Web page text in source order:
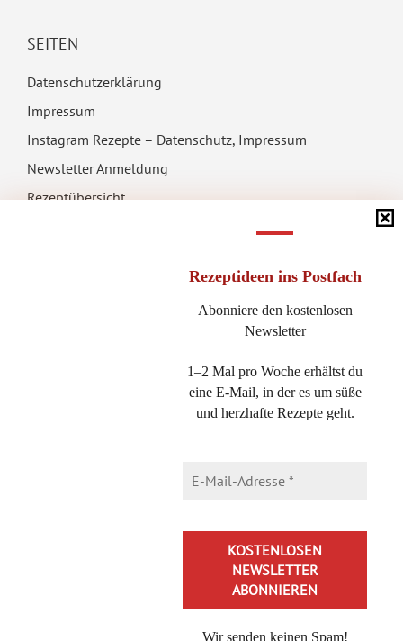
Rezeptideen ins Postfach
Abonniere den kostenlosen
Newsletter
1–2 Mal pro Woche erhältst du
eine E-Mail, in der es um süße
und herzhafte Rezepte geht.
Wir senden keinen Spam!
SEITEN
Datenschutzerklärung
Impressum
Instagram Rezepte – Datenschutz, Impressum
Newsletter Anmeldung
Rezeptübersicht
AUF MEINEN SEITEN BEFINDET SICH WERBUNG
Als Amazon-Partner verdiene ich an qualifizierten Käufen. Das
bedeutet, dass ich eine kleine Provision bekomme, wenn du ein
Produkt auf Amazon kaufst, auf das du per Klick über diese Seite
ÜBER MICH
IMPRESSUM